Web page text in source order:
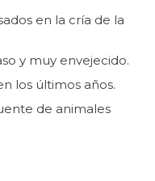
en la cría de la
y muy envejecido.
los últimos años.
de animales